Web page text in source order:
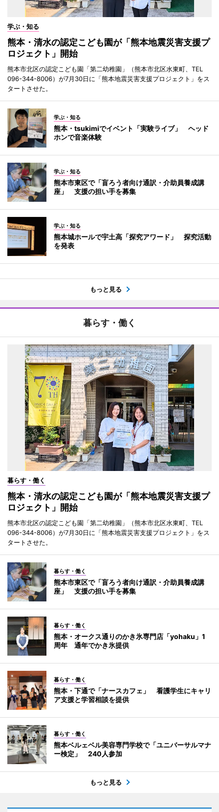
学ぶ・知る
熊本・清水の認定こども園が「熊本地震災害支援プ
ロジェクト」開始
熊本市北区の認定こども園「第二幼稚園」（熊本市北区水東町、TEL
096-344-8006）が7月30日に「熊本地震災害支援プロジェクト」をス
タートさせた。
学ぶ・知る
熊本・tsukimiでイベント「実験ライブ」 ヘッド
ホンで音楽体験
学ぶ・知る
熊本市東区で「盲ろう者向け通訳・介助員養成講
座」 支援の担い手を募集
学ぶ・知る
熊本城ホールで宇土高「探究アワード」 探究活動
を発表
もっと見る
暮らす・働く
暮らす・働く
熊本・清水の認定こども園が「熊本地震災害支援プ
ロジェクト」開始
熊本市北区の認定こども園「第二幼稚園」（熊本市北区水東町、TEL
096-344-8006）が7月30日に「熊本地震災害支援プロジェクト」をス
タートさせた。
暮らす・働く
熊本市東区で「盲ろう者向け通訳・介助員養成講
座」 支援の担い手を募集
暮らす・働く
熊本・オークス通りのかき氷専門店「yohaku」1
周年 通年でかき氷提供
暮らす・働く
熊本・下通で「ナースカフェ」 看護学生にキャリ
ア支援と学習相談を提供
暮らす・働く
熊本ベルェベル美容専門学校で「ユニバーサルマナ
ー検定」 240人参加
もっと見る